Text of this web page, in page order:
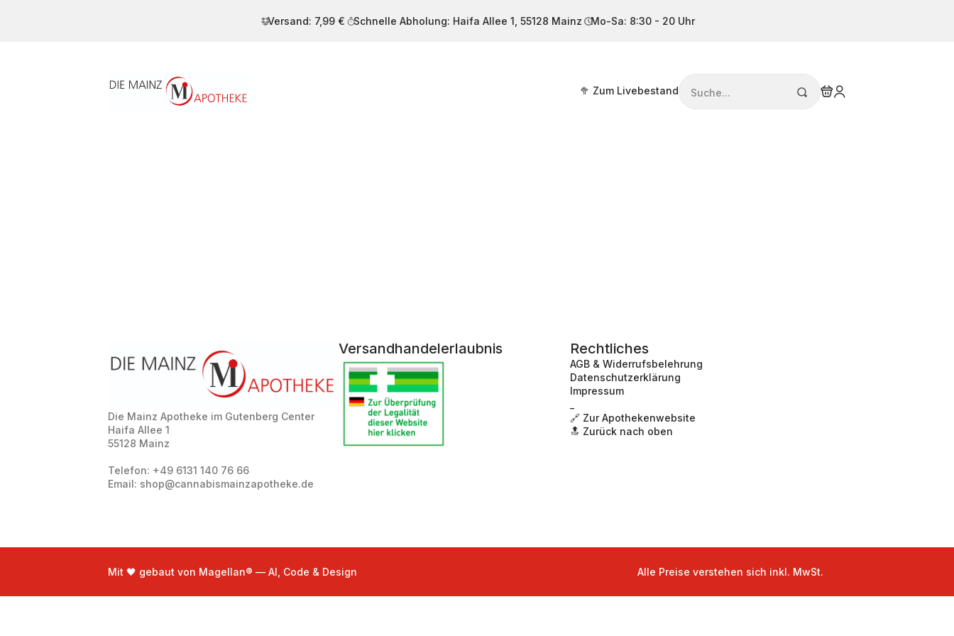
Versand: 7,99 € Schnelle Abholung: Haifa Allee 1, 55128 Mainz Mo-Sa: 8:30 - 20 Uhr
🥦 Zum Livebestand
for:
Die Mainz Apotheke im Gutenberg Center
Haifa Allee 1
55128 Mainz
Telefon: +49 6131 140 76 66
Email: shop@cannabismainzapotheke.de
Versandhandelerlaubnis Rechtliches
AGB & Widerrufsbelehrung
Datenschutzerklärung
Impressum
🔗 Zur Apothekenwebsite
🔝 Zurück nach oben
Mit 🖤 gebaut von Magellan® — AI, Code & Design Alle Preise verstehen sich inkl. MwSt.